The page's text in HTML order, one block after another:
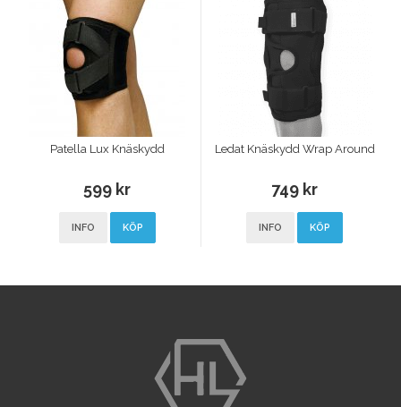
Patella Lux Knäskydd
599 kr
INFO KÖP
Ledat Knäskydd Wrap Around
749 kr
INFO KÖP